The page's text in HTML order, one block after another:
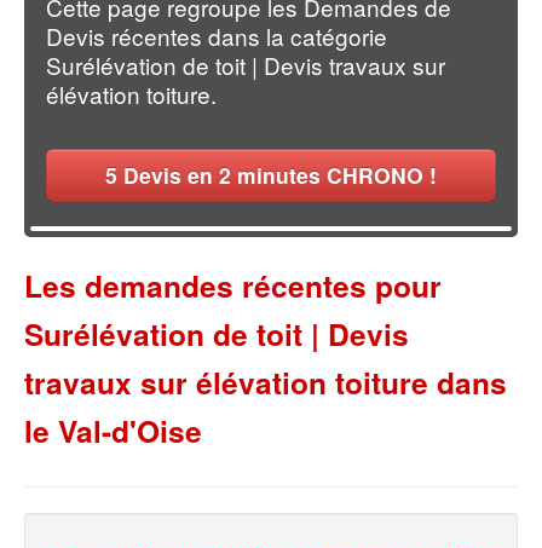
Cette page regroupe les Demandes de
Devis récentes dans la catégorie
Surélévation de toit | Devis travaux sur
élévation toiture.
5 Devis en 2 minutes CHRONO !
Les demandes récentes pour
Surélévation de toit | Devis
travaux sur élévation toiture dans
le Val-d'Oise